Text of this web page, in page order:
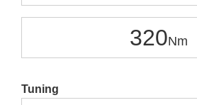
320
Tuning